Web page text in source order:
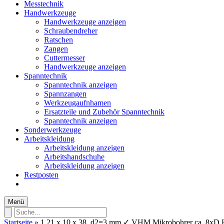
Messtechnik
Handwerkzeuge
Handwerkzeuge anzeigen
Schraubendreher
Ratschen
Zangen
Cuttermesser
Handwerkzeuge anzeigen
Spanntechnik
Spanntechnik anzeigen
Spannzangen
Werkzeugaufnhamen
Ersatzteile und Zubehör Spanntechnik
Spanntechnik anzeigen
Sonderwerkzeuge
Arbeitskleidung
Arbeitskleidung anzeigen
Arbeitshandschuhe
Arbeitskleidung anzeigen
Restposten
Menü
Startseite » 1,21 x 10 x 38, d2=3 mm ✓ VHM Mikrobohrer ca. 8xD